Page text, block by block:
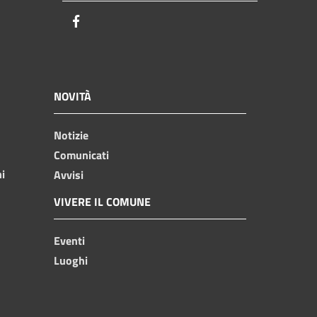
NOVITÀ
Notizie
Comunicati
Avvisi
VIVERE IL COMUNE
Eventi
Luoghi